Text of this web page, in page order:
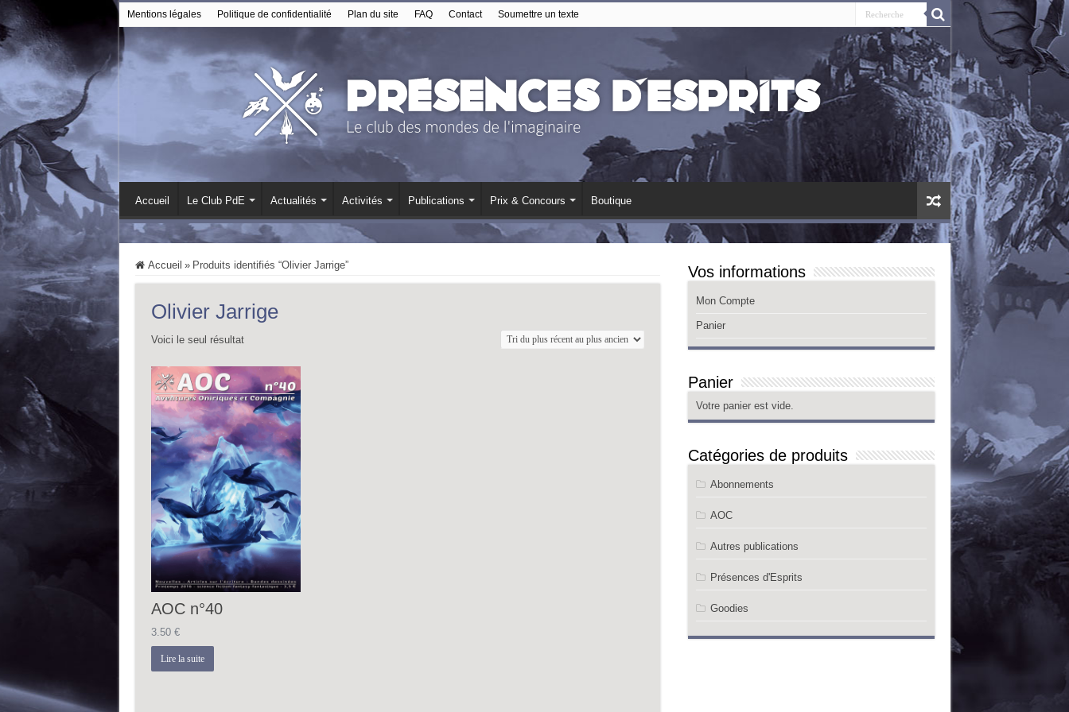
Mentions légales Politique de confidentialité Plan du site FAQ Contact Soumettre un texte
Accueil Le Club PdE Actualités Activités Publications Prix & Concours Boutique
Accueil » Produits identifiés “Olivier Jarrige”
Olivier Jarrige
Voici le seul résultat
AOC n°40
3.50 €
Lire la suite
Vos informations
Mon Compte
Panier
Panier
Votre panier est vide.
Catégories de produits
Abonnements
AOC
Autres publications
Présences d'Esprits
Goodies